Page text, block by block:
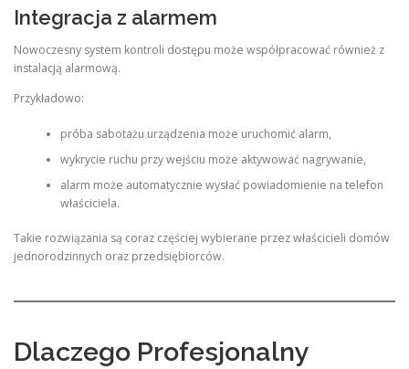
Integracja z alarmem
Nowoczesny system kontroli dostępu może współpracować również z
instalacją alarmową.
Przykładowo:
próba sabotażu urządzenia może uruchomić alarm,
wykrycie ruchu przy wejściu może aktywować nagrywanie,
alarm może automatycznie wysłać powiadomienie na telefon
właściciela.
Takie rozwiązania są coraz częściej wybierane przez właścicieli domów
jednorodzinnych oraz przedsiębiorców.
Dlaczego Profesjonalny